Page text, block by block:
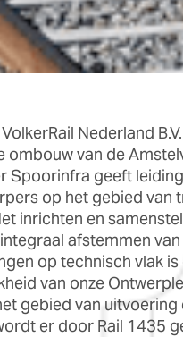
Nederland
ombouw van de
Spoorinfra geeft
op het gebied van
inrichten en
afstemmen
op technisch vlak is
van onze
gebied van uitvoering
er door Rail 1435